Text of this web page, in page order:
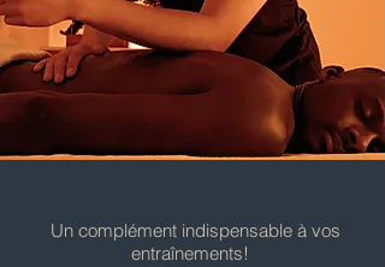
Un complément indispensable à vos
entraînements!